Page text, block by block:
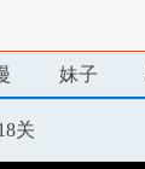
妹子
关